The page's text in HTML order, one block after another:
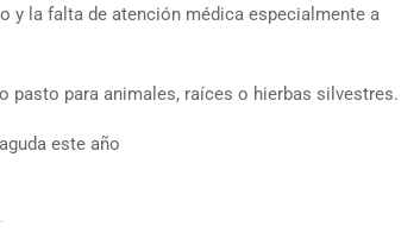
y la falta de atención médica especialmente a
pasto para animales, raíces o hierbas silvestres.
este año